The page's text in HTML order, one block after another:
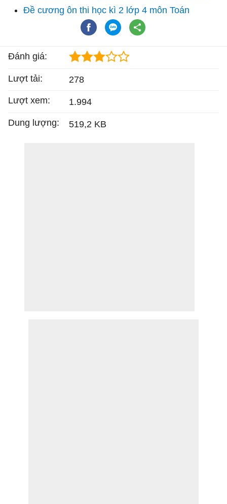
Đề cương ôn thi học kì 2 lớp 4 môn Toán
Đánh giá:
Lượt tải: 278
Lượt xem: 1.994
Dung lượng: 519,2 KB